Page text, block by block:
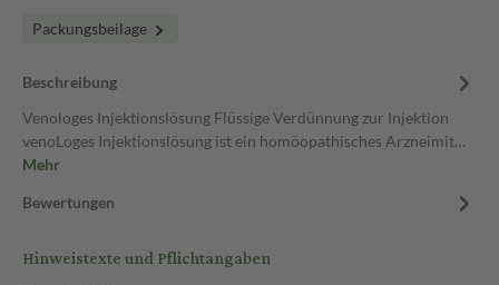
Packungsbeilage
Beschreibung
Venologes Injektionslösung Flüssige Verdünnung zur Injektion
venoLoges Injektionslösung ist ein homöopathisches Arzneimit…
Mehr
Bewertungen
Hinweistexte und Pflichtangaben